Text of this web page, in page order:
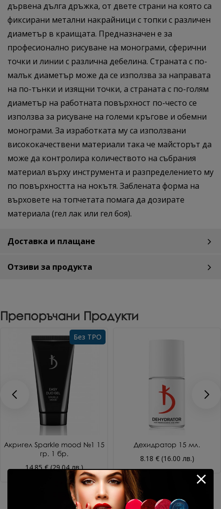
дървена дълга дръжка, от двете страни на която са
фиксирани метални накрайници с топки с различен
диаметър в краищата. Предназначен е за
професионално рисуване на монограми, сферични
точки и линии с различна дебелина. Страната с по-
малък диаметър може да се използва за направата
на по-тънки и изящни точки, а страната с по-голям
диаметър на работната повърхност по-често се
използва за рисуване на големи кръгове и обемни
монограми. За изработката му са използвани
висококачествени материали така че майсторът да
може да контролира количеството на събрания
материал върху инструмента и разпределението му
по повърхността на нокътя. Заблената форма на
върховете на топчетата помага да дозирате
материала (гел лак или гел боя).
Доставка и плащане
Отзиви за продукта
Препоръчани Продукти
Без TPO
Акригел Sparkle mood №1 15
гр. 1 бр.
14.85 € (29.04 лв.)
Дехидратор 15 мл.
8.18 € (16.00 лв.)